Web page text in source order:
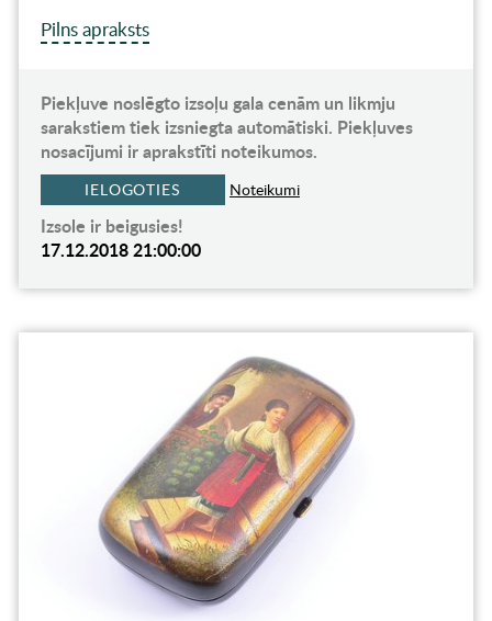
Pilns apraksts
Piekļuve noslēgto izsoļu gala cenām un likmju
sarakstiem tiek izsniegta automātiski. Piekļuves
nosacījumi ir aprakstīti noteikumos.
IELOGOTIES Noteikumi
Izsole ir beigusies!
17.12.2018 21:00:00